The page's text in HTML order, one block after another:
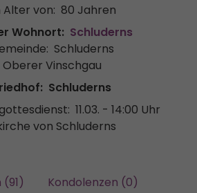
Alter von: 80 Jahren
Wohnort: Schluderns
Schluderns
Oberer Vinschgau
Schluderns
11.03. - 14:00 Uhr
von Schluderns
Kondolenzen (0)